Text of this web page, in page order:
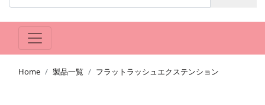
Home 製品一覧 フラットラッシュエクステンション